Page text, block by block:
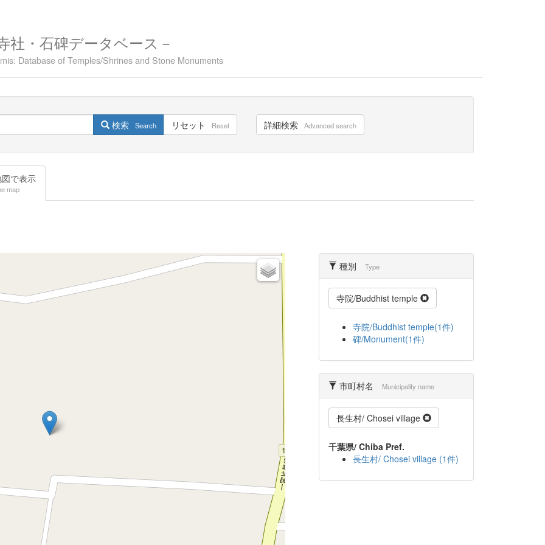
・石碑データベース－
Database of Temples/Shrines and Stone Monuments
検索 Search リセット Reset 詳細検索 Advanced search
で表示
map
種別 Type
寺院/Buddhist temple
寺院/Buddhist temple(1件)
碑/Monument(1件)
市町村名 Municipality name
長生村/ Chosei village
千葉県/ Chiba Pref.
長生村/ Chosei village (1件)